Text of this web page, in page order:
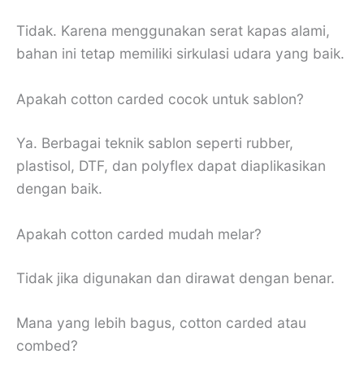
Tidak. Karena menggunakan serat kapas alami,
bahan ini tetap memiliki sirkulasi udara yang baik.
Apakah cotton carded cocok untuk sablon?
Ya. Berbagai teknik sablon seperti rubber,
plastisol, DTF, dan polyflex dapat diaplikasikan
dengan baik.
Apakah cotton carded mudah melar?
Tidak jika digunakan dan dirawat dengan benar.
Mana yang lebih bagus, cotton carded atau
combed?